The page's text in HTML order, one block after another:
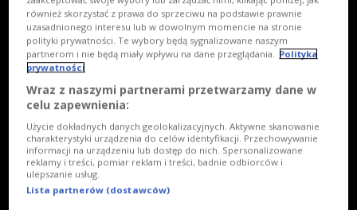
również skorzystać z prawa do sprzeciwu na podstawie prawnie
uzasadnionego interesu lub w dowolnym momencie na stronie
polityki prywatności. Te wybory będą sygnalizowane naszym
partnerom i nie będą miały wpływu na dane przeglądania.
Polityka
prywatności
Wraz z naszymi partnerami przetwarzamy dane w
celu zapewnienia:
Użycie dokładnych danych geolokalizacyjnych. Aktywne skanowanie
charakterystyki urządzenia do celów identyfikacji. Przechowywanie
informacji na urządzeniu lub dostęp do nich. Spersonalizowane
reklamy i treści, pomiar reklam i treści, badnie odbiorców i
ulepszanie usług.
Lista partnerów (dostawców)